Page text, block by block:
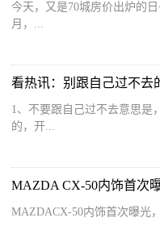
今天，又是70城房价出炉的
月，...
看热讯：别跟自己过不去
1、不要跟自己过不去意思是
的，开...
MAZDACX-50内饰首次曝光